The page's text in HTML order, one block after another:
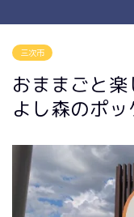
三次市
おままごと
よし森のポッ